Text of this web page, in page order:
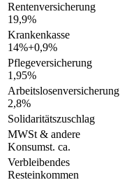
Rentenversicherung
19,9%
Krankenkasse
14%+0,9%
Pflegeversicherung
1,95%
Arbeitslosenversicherung
2,8%
Solidaritätszuschlag
MWSt & andere
Konsumst. ca.
Verbleibendes
Resteinkommen